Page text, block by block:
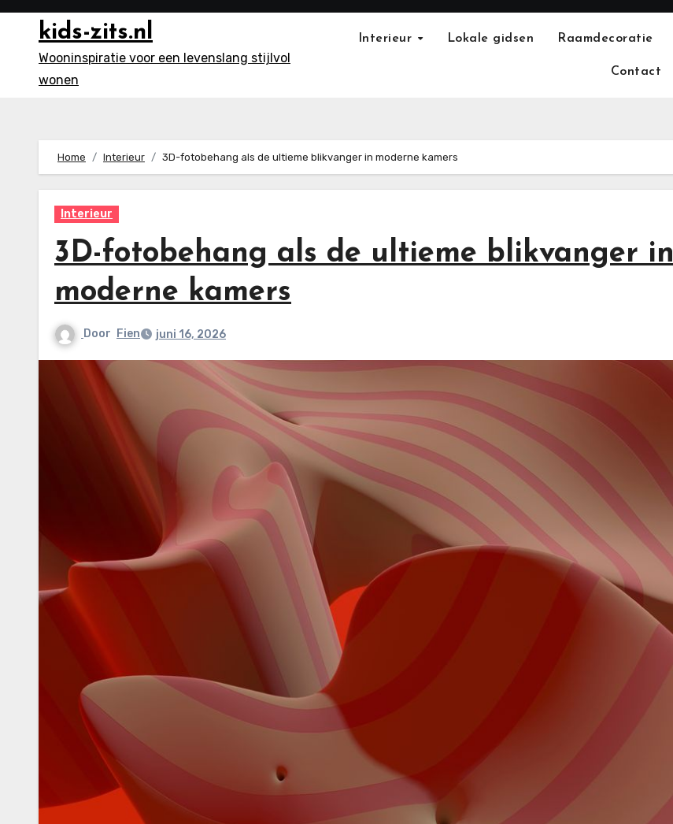
Ga
inhoud
kids-zits.nl
Wooninspiratie voor een levenslang stijlvol
wonen
Interieur Lokale gidsen Raamdecoratie
Contact
Home Interieur 3D-fotobehang als de ultieme blikvanger in moderne kamers
Interieur
3D-fotobehang als de ultieme blikvanger in
moderne kamers
Door Fien juni 16, 2026